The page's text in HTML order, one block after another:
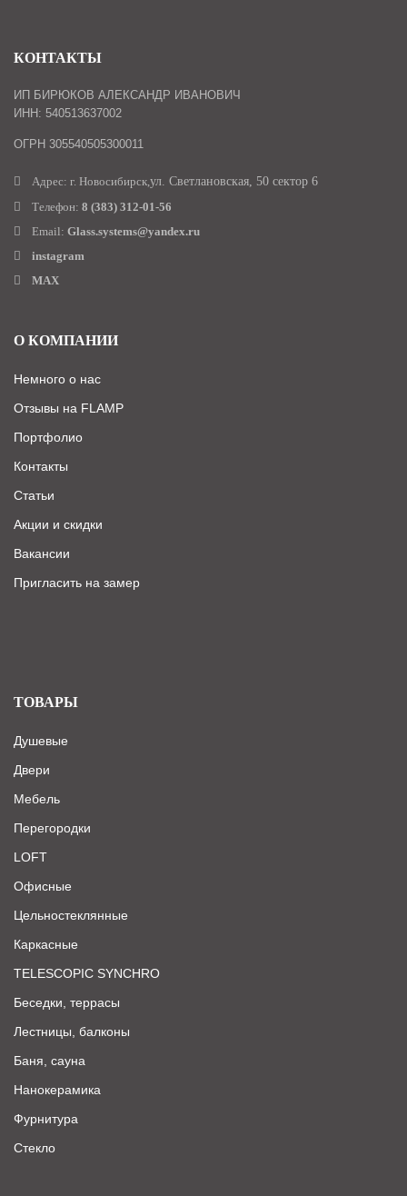
КОНТАКТЫ
ИП БИРЮКОВ АЛЕКСАНДР ИВАНОВИЧ
ИНН: 540513637002
ОГРН 305540505300011
Адрес: г. Новосибирск,ул. Светлановская, 50 сектор 6
Телефон: 8 (383) 312-01-56
Email: Glass.systems@yandex.ru
instagram
MAX
О КОМПАНИИ
Немного о нас
Отзывы на FLAMP
Портфолио
Контакты
Статьи
Акции и скидки
Вакансии
Пригласить на замер
ТОВАРЫ
Душевые
Двери
Мебель
Перегородки
LOFT
Офисные
Цельностеклянные
Каркасные
TELESCOPIC SYNCHRO
Беседки, террасы
Лестницы, балконы
Баня, сауна
Нанокерамика
Фурнитура
Стекло